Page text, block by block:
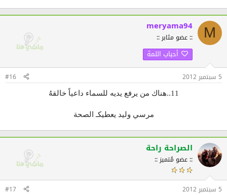
M
meryama94
:: عضو مثابر ::
أحباب اللمة
5 سبتمبر 2012 #16
11..هناك من يرفع يديه للسماء داعياً خالقهُ
مرسي وليد يعطيكـ الصحة
الصراحة راحة
:: عضو مُتميز ::
5 سبتمبر 2012 #17